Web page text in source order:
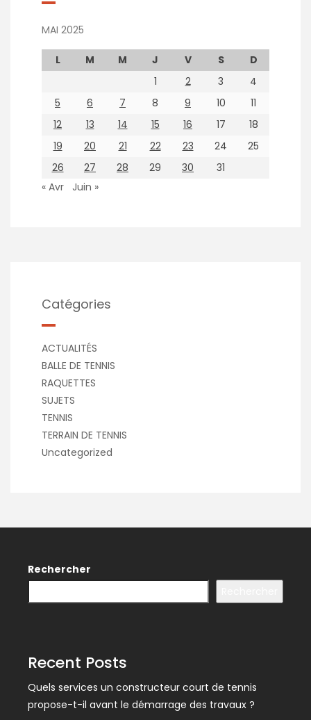
MAI 2025
L M M J V S
D
1
2 3
4
5
6 7 8 9 10
11
12
13 14 15 16 17
18
19
20 21 22 23 24
25
26
27 28 29 30
31
« Avr
Juin »
Catégories
ACTUALITÉS
BALLE DE TENNIS
RAQUETTES
SUJETS
TENNIS
TERRAIN DE TENNIS
Uncategorized
Rechercher
Recent Posts
Quels services un constructeur court de tennis
propose-t-il avant le démarrage des travaux ?